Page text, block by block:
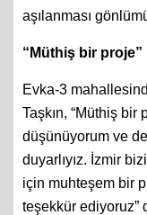
aşılanması
“Müthiş bir proje”
Evka-3
Taşkın, “Müthiş bir
düşünüyorum ve
duyarlıyız. İzmir
için muhteşem bir
teşekkür ediyoruz”